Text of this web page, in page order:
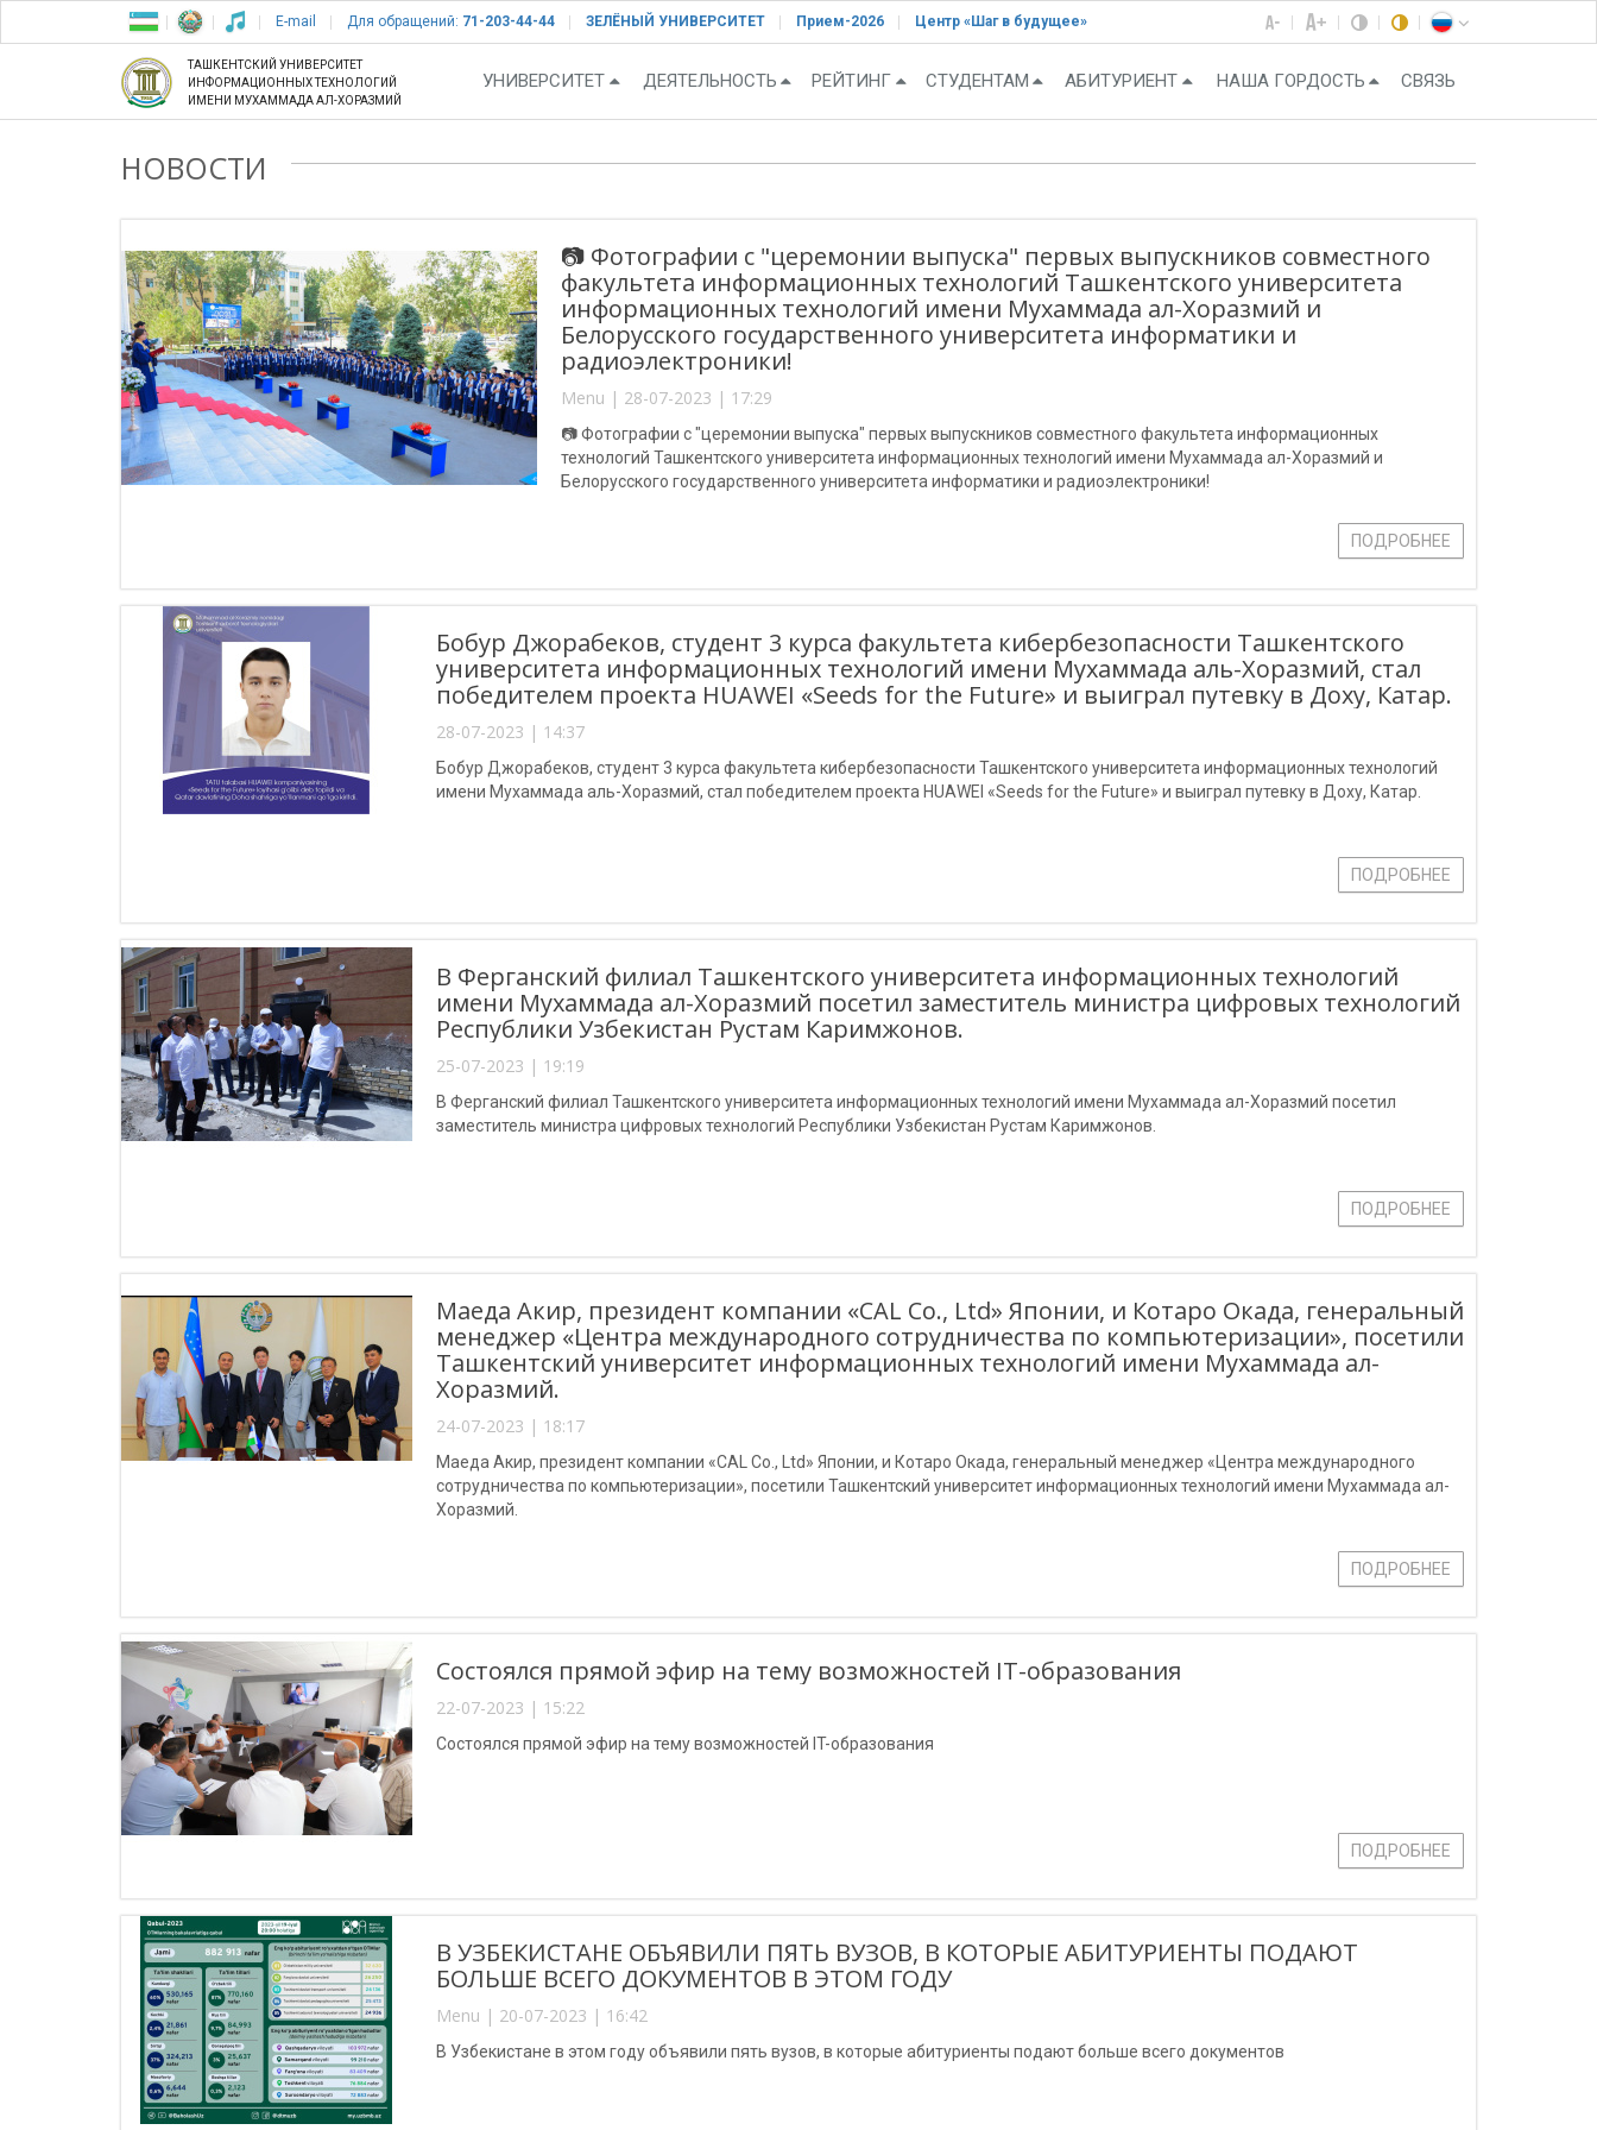
E-mail Для обращений: 71-203-44-44 ЗЕЛЁНЫЙ УНИВЕРСИТЕТ Прием-2026 Центр «Шаг в будущее»
ТАШКЕНТСКИЙ УНИВЕРСИТЕТ
ИНФОРМАЦИОННЫХ ТЕХНОЛОГИЙ
ИМЕНИ МУХАММАДА АЛ-ХОРАЗМИЙ
УНИВЕРСИТЕТ ДЕЯТЕЛЬНОСТЬ РЕЙТИНГ СТУДЕНТАМ АБИТУРИЕНТ НАША ГОРДОСТЬ СВЯЗЬ
НОВОСТИ
📷 Фотографии с "церемонии выпуска" первых выпускников cовместного
факультета информационных технологий Ташкентского университета
информационных технологий имени Мухаммада ал-Хоразмий и
Белорусского государственного университета информатики и
радиоэлектроники!
Menu | 28-07-2023 | 17:29
📷 Фотографии с "церемонии выпуска" первых выпускников cовместного факультета информационных
технологий Ташкентского университета информационных технологий имени Мухаммада ал-Хоразмий и
Белорусского государственного университета информатики и радиоэлектроники!
ПОДРОБНЕЕ
Бобур Джорабеков, студент 3 курса факультета кибербезопасности Ташкентского
университета информационных технологий имени Мухаммада аль-Хоразмий, стал
победителем проекта HUAWEI «Seeds for the Future» и выиграл путевку в Доху, Катар.
28-07-2023 | 14:37
Бобур Джорабеков, студент 3 курса факультета кибербезопасности Ташкентского университета информационных технологий
имени Мухаммада аль-Хоразмий, стал победителем проекта HUAWEI «Seeds for the Future» и выиграл путевку в Доху, Катар.
ПОДРОБНЕЕ
В Ферганский филиал Ташкентского университета информационных технологий
имени Мухаммада ал-Хоразмий посетил заместитель министра цифровых технологий
Республики Узбекистан Рустам Каримжонов.
25-07-2023 | 19:19
В Ферганский филиал Ташкентского университета информационных технологий имени Мухаммада ал-Хоразмий посетил
заместитель министра цифровых технологий Республики Узбекистан Рустам Каримжонов.
ПОДРОБНЕЕ
Маеда Акир, президент компании «CAL Co., Ltd» Японии, и Котаро Окада, генеральный
менеджер «Центра международного сотрудничества по компьютеризации», посетили
Ташкентский университет информационных технологий имени Мухаммада ал-
Хоразмий.
24-07-2023 | 18:17
Маеда Акир, президент компании «CAL Co., Ltd» Японии, и Котаро Окада, генеральный менеджер «Центра международного
сотрудничества по компьютеризации», посетили Ташкентский университет информационных технологий имени Мухаммада ал-
Хоразмий.
ПОДРОБНЕЕ
Состоялся прямой эфир на тему возможностей IT-образования
22-07-2023 | 15:22
Состоялся прямой эфир на тему возможностей IT-образования
ПОДРОБНЕЕ
В УЗБЕКИСТАНЕ ОБЪЯВИЛИ ПЯТЬ ВУЗОВ, В КОТОРЫЕ АБИТУРИЕНТЫ ПОДАЮТ
БОЛЬШЕ ВСЕГО ДОКУМЕНТОВ В ЭТОМ ГОДУ
Menu | 20-07-2023 | 16:42
В Узбекистане в этом году объявили пять вузов, в которые абитуриенты подают больше всего документов